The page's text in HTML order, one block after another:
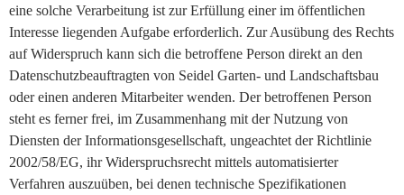
eine solche Verarbeitung ist zur Erfüllung einer im öffentlichen
Interesse liegenden Aufgabe erforderlich. Zur Ausübung des Rechts
auf Widerspruch kann sich die betroffene Person direkt an den
Datenschutzbeauftragten von Seidel Garten- und Landschaftsbau
oder einen anderen Mitarbeiter wenden. Der betroffenen Person
steht es ferner frei, im Zusammenhang mit der Nutzung von
Diensten der Informationsgesellschaft, ungeachtet der Richtlinie
2002/58/EG, ihr Widerspruchsrecht mittels automatisierter
Verfahren auszuüben, bei denen technische Spezifikationen